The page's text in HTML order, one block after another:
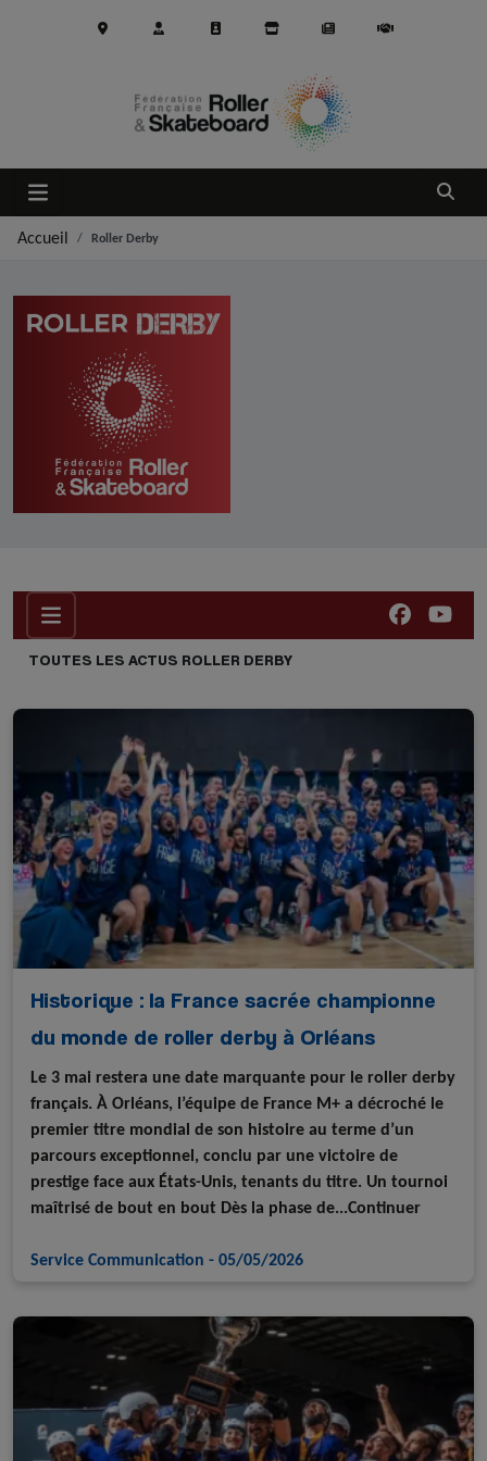
Ouvrir
Accueil Roller Derby
TOUTES LES ACTUS ROLLER DERBY
Historique : la France sacrée championne
du monde de roller derby à Orléans
Le 3 mai restera une date marquante pour le roller derby
français. À Orléans, l’équipe de France M+ a décroché le
premier titre mondial de son histoire au terme d’un
parcours exceptionnel, conclu par une victoire de
prestige face aux États-Unis, tenants du titre. Un tournoi
maîtrisé de bout en bout Dès la phase de...Continuer
Service Communication - 05/05/2026